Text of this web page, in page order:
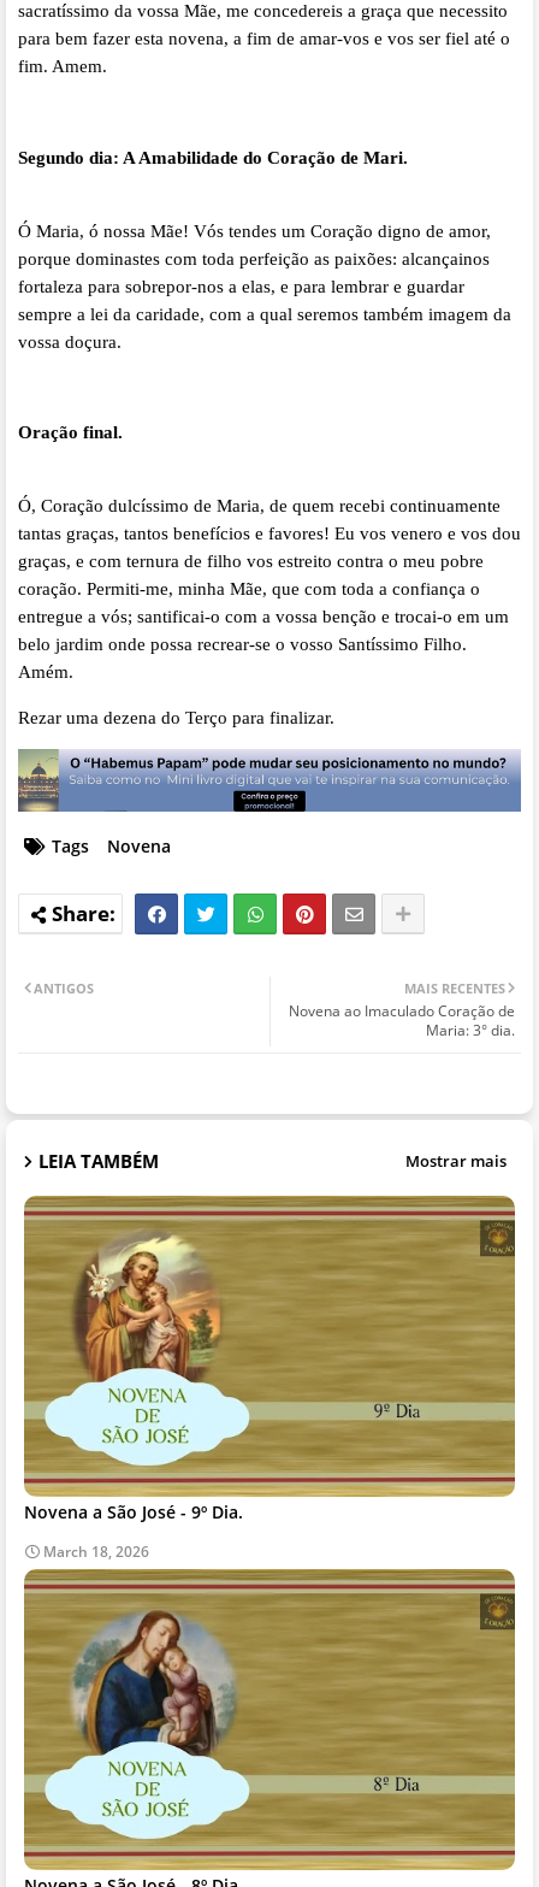
sacratíssimo da vossa Mãe, me concedereis a graça que necessito
para bem fazer esta novena, a fim de amar-vos e vos ser fiel até o
fim. Amem.
Segundo dia: A Amabilidade do Coração de Mari.
Ó Maria, ó nossa Mãe! Vós tendes um Coração digno de amor,
porque dominastes com toda perfeição as paixões: alcançainos
fortaleza para sobrepor-nos a elas, e para lembrar e guardar
sempre a lei da caridade, com a qual seremos também imagem da
vossa doçura.
Oração final.
Ó, Coração dulcíssimo de Maria, de quem recebi continuamente
tantas graças, tantos benefícios e favores! Eu vos venero e vos dou
graças, e com ternura de filho vos estreito contra o meu pobre
coração. Permiti-me, minha Mãe, que com toda a confiança o
entregue a vós; santificai-o com a vossa benção e trocai-o em um
belo jardim onde possa recrear-se o vosso Santíssimo Filho.
Amém.
Rezar uma dezena do Terço para finalizar.
Tags Novena
MAIS RECENTES
Novena ao Imaculado Coração de
Maria: 3° dia.
ANTIGOS
LEIA TAMBÉM Mostrar mais
Novena a São José - 9º Dia.
March 18, 2026